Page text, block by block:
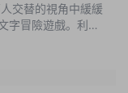
交替的視角中緩緩
字冒險遊戲。利用